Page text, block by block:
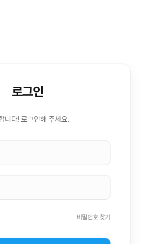
로그인
니다! 로그인해 주세요.
비밀번호 찾기